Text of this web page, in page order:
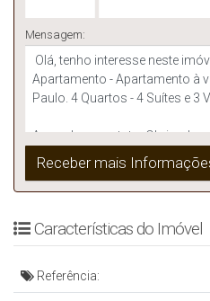
Mensagem:
Características do Imóvel
Referência: